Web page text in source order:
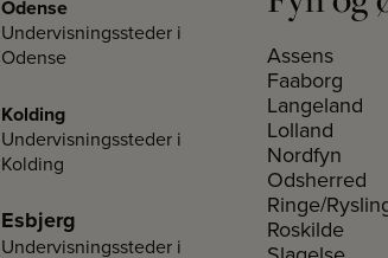
Odense
Undervisningssteder i
Odense
Kolding
Undervisningssteder i
Kolding
Esbjerg
Undervisningssteder i
Assens
Faaborg
Langeland
Lolland
Nordfyn
Odsherred
Ringe/
Roskilde